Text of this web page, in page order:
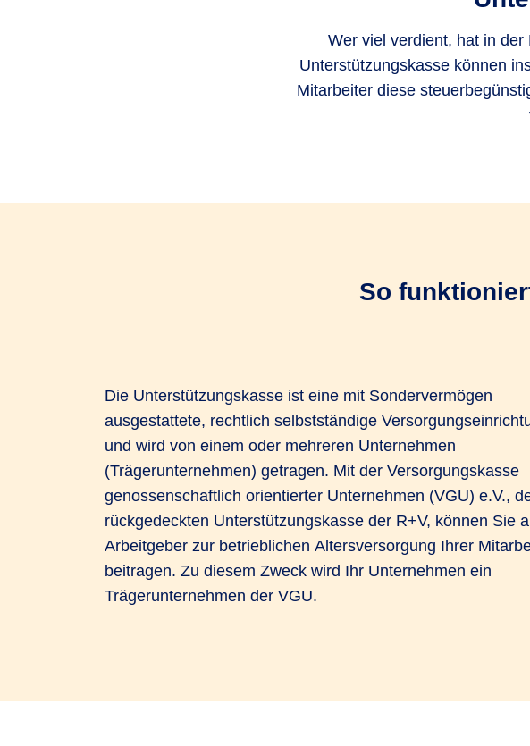
Wer viel verdient, hat in
Unterstützungskasse können
Mitarbeiter diese
So
Die Unterstützungskasse ist eine mit Sondervermögen
ausgestattete, rechtlich selbstständige
und wird von einem oder mehreren Unternehmen
(Trägerunternehmen) getragen. Mit der Versorgungskasse
genossenschaftlich orientierter Unternehmen (VGU) e.V.,
rückgedeckten Unterstützungskasse der R+V, können Sie
Arbeitgeber zur betrieblichen Altersversorgung Ihrer
beitragen. Zu diesem Zweck wird Ihr Unternehmen ein
Trägerunternehmen der VGU.